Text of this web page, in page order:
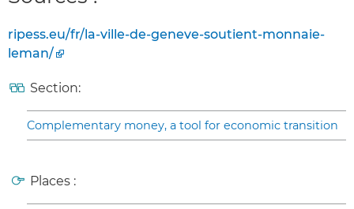
ripess.eu/fr/la-ville-de-geneve-soutient-monnaie-
leman/
Section:
Complementary money, a tool for economic transition
Places :